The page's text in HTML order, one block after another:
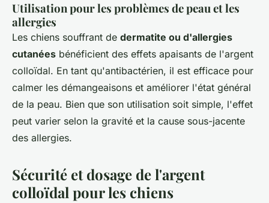
Utilisation pour les problèmes de peau et les
allergies
Les chiens souffrant de dermatite ou d'allergies
cutanées bénéficient des effets apaisants de l'argent
colloïdal. En tant qu'antibactérien, il est efficace pour
calmer les démangeaisons et améliorer l'état général
de la peau. Bien que son utilisation soit simple, l'effet
peut varier selon la gravité et la cause sous-jacente
des allergies.
Sécurité et dosage de l'argent
colloïdal pour les chiens